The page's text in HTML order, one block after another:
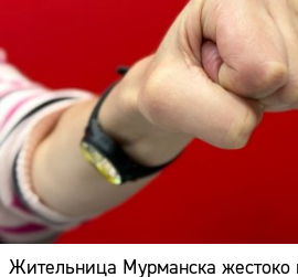
Жительница Мурманска жестоко